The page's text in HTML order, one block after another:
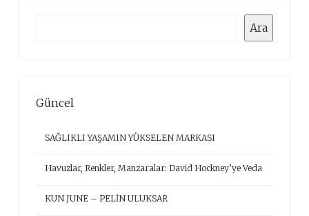
Ara
Güncel
SAĞLIKLI YAŞAMIN YÜKSELEN MARKASI
Havuzlar, Renkler, Manzaralar: David Hockney’ye Veda
KUN JUNE – PELİN ULUKSAR